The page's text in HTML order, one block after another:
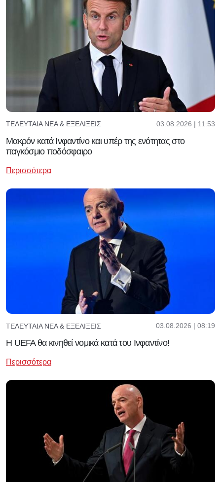
ΤΕΛΕΥΤΑΊΑ ΝΈΑ & ΕΞΕΛΊΞΕΙΣ 03.08.2026 | 11:53
Μακρόν κατά Ινφαντίνο και υπέρ της ενότητας στο
παγκόσμιο ποδόσφαιρο
Περισσότερα
ΤΕΛΕΥΤΑΊΑ ΝΈΑ & ΕΞΕΛΊΞΕΙΣ 03.08.2026 | 08:19
Η UEFA θα κινηθεί νομικά κατά του Ινφαντίνο!
Περισσότερα